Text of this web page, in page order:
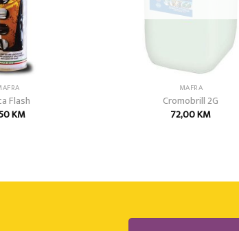
Flash
KM
MAFRA
Cromobrill 2G
72,00KM